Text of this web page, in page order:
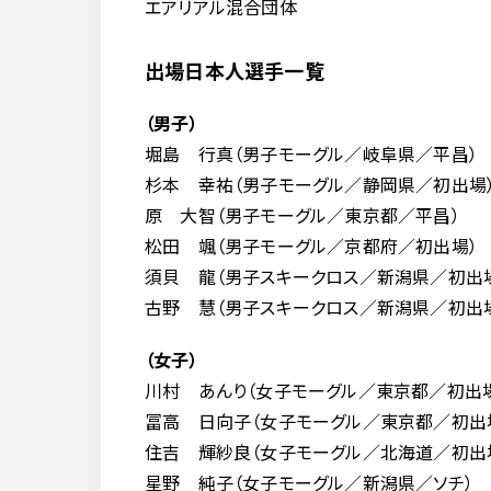
エアリアル混合団体
出場日本人選手一覧
（男子）
堀島 行真（男子モーグル／岐阜県／平昌）
杉本 幸祐（男子モーグル／静岡県／初出場）
原 大智（男子モーグル／東京都／平昌）
松田 颯（男子モーグル／京都府／初出場）
須貝 龍（男子スキークロス／新潟県／初出
古野 慧（男子スキークロス／新潟県／初出
（女子）
川村 あんり（女子モーグル／東京都／初出
冨高 日向子（女子モーグル／東京都／初出
住吉 輝紗良（女子モーグル／北海道／初出
星野 純子（女子モーグル／新潟県／ソチ）